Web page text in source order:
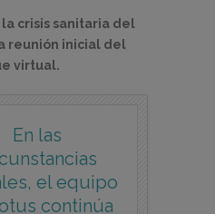
la crisis sanitaria del
reunión inicial del
virtual.
En las
el equipo
continúa